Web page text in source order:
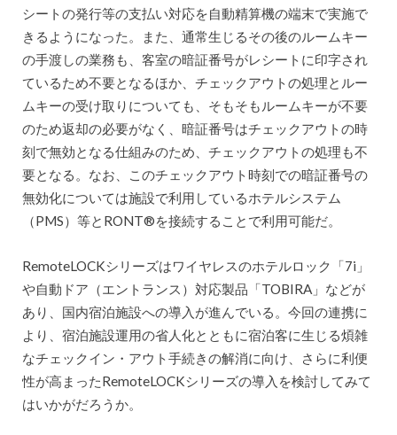
シートの発行等の支払い対応を自動精算機の端末で実施で
きるようになった。また、通常生じるその後のルームキー
の手渡しの業務も、客室の暗証番号がレシートに印字され
ているため不要となるほか、チェックアウトの処理とルー
ムキーの受け取りについても、そもそもルームキーが不要
のため返却の必要がなく、暗証番号はチェックアウトの時
刻で無効となる仕組みのため、チェックアウトの処理も不
要となる。なお、このチェックアウト時刻での暗証番号の
無効化については施設で利用しているホテルシステム
（PMS）等とRONT®︎を接続することで利用可能だ。
RemoteLOCKシリーズはワイヤレスのホテルロック「7i」
や自動ドア（エントランス）対応製品「TOBIRA」などが
あり、国内宿泊施設への導入が進んでいる。今回の連携に
より、宿泊施設運用の省人化とともに宿泊客に生じる煩雑
なチェックイン・アウト手続きの解消に向け、さらに利便
性が高まったRemoteLOCKシリーズの導入を検討してみて
はいかがだろうか。